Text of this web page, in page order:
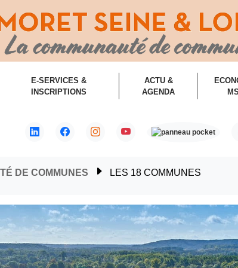
E-SERVICES &
INSCRIPTIONS
ACTU &
AGENDA
DE COMMUNES LES 18 COMMUNES